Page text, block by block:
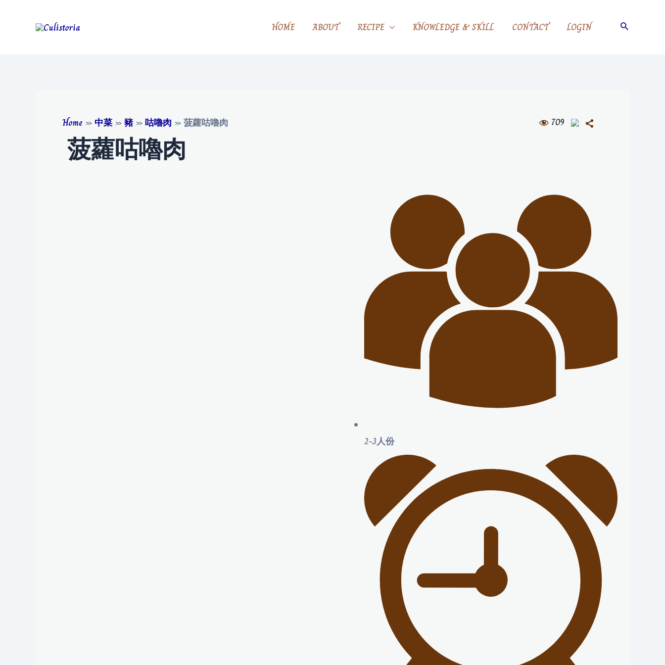
HOME ABOUT RECIPE KNOWLEDGE & SKILL CONTACT LOGIN
Home » 中菜 »豬 »咕嚕肉 »菠蘿咕嚕肉 709
菠蘿咕嚕肉
2-3人份